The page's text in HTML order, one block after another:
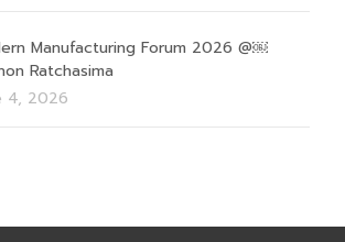
Manufacturing Forum 2026 @￼
Ratchasima
4, 2026